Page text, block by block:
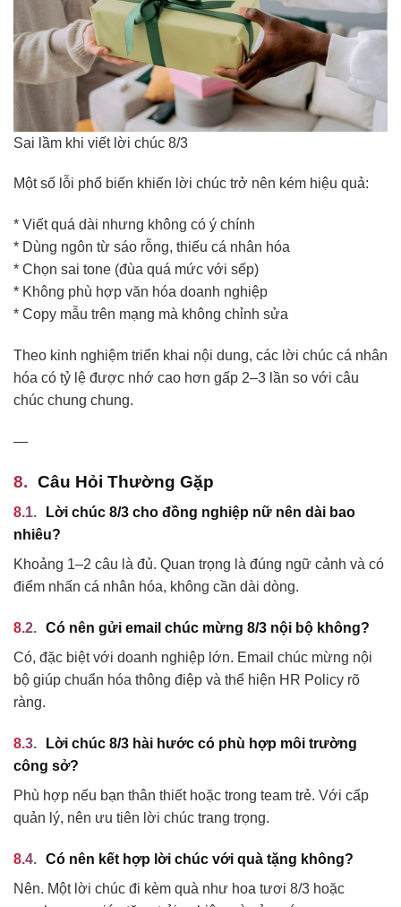
Sai lầm khi viết lời chúc 8/3
Một số lỗi phổ biến khiến lời chúc trở nên kém hiệu quả:
* Viết quá dài nhưng không có ý chính
* Dùng ngôn từ sáo rỗng, thiếu cá nhân hóa
* Chọn sai tone (đùa quá mức với sếp)
* Không phù hợp văn hóa doanh nghiệp
* Copy mẫu trên mạng mà không chỉnh sửa
Theo kinh nghiệm triển khai nội dung, các lời chúc cá nhân
hóa có tỷ lệ được nhớ cao hơn gấp 2–3 lần so với câu
chúc chung chung.
—
Câu Hỏi Thường Gặp
Lời chúc 8/3 cho đồng nghiệp nữ nên dài bao
nhiêu?
Khoảng 1–2 câu là đủ. Quan trọng là đúng ngữ cảnh và có
điểm nhấn cá nhân hóa, không cần dài dòng.
Có nên gửi email chúc mừng 8/3 nội bộ không?
Có, đặc biệt với doanh nghiệp lớn. Email chúc mừng nội
bộ giúp chuẩn hóa thông điệp và thể hiện HR Policy rõ
ràng.
Lời chúc 8/3 hài hước có phù hợp môi trường
công sở?
Phù hợp nếu bạn thân thiết hoặc trong team trẻ. Với cấp
quản lý, nên ưu tiên lời chúc trang trọng.
Có nên kết hợp lời chúc với quà tặng không?
Nên. Một lời chúc đi kèm quà như hoa tươi 8/3 hoặc